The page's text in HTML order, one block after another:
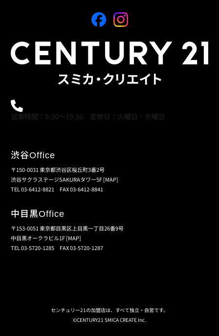
営業時間：9:30～19:30 定休日：火曜日・水曜日
渋谷Office
〒150-0031 東京都渋谷区桜丘町3番2号
渋谷サクラステージSAKURAタワー5F[MAP]
TEL 03-6412-8821 FAX 03-6412-8841
中目黒Office
〒153-0051 東京都目黒区上目黒一丁目26番9号
中目黒オークラビル1F[MAP]
TEL 03-5720-1285 FAX 03-5720-1287
センチュリー21の加盟店は、すべて独立・自営です。
©CENTURY21 SMICA CREATE Inc.